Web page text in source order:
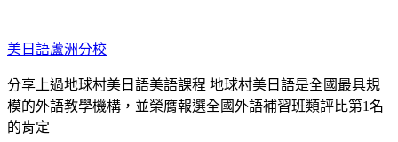
至
主
要
內
容
美日語蘆洲分校
分享上過地球村美日語美語課程 地球村美日語是全國最具規
模的外語教學機構，並榮膺報選全國外語補習班類評比第1名
的肯定